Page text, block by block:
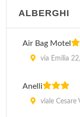
ALBERGHI
Air Bag Motel
via Emilia
Anelli
viale Cesare